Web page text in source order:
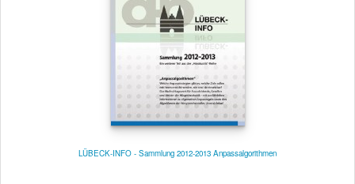
LÜBECK-INFO - Sammlung 2012-2013 Anpassalgorithmen